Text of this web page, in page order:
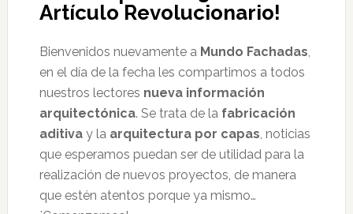
Artículo Revolucionario!
Bienvenidos nuevamente a Mundo Fachadas,
en el día de la fecha les compartimos a todos
nuestros lectores nueva información
arquitectónica. Se trata de la fabricación
aditivay la arquitectura por capas, noticias
que esperamos puedan ser de utilidad para la
realización de nuevos proyectos, de manera
que estén atentos porque ya mismo…